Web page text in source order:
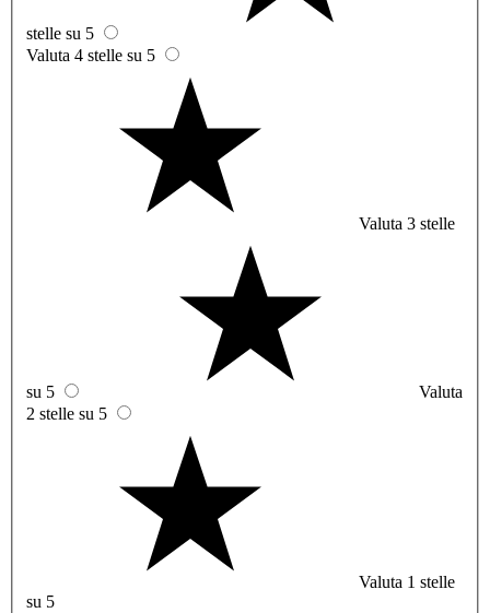
stelle su 5
Valuta 4 stelle su 5
Valuta 3 stelle
su 5
Valuta
2 stelle su 5
Valuta 1 stelle
su 5